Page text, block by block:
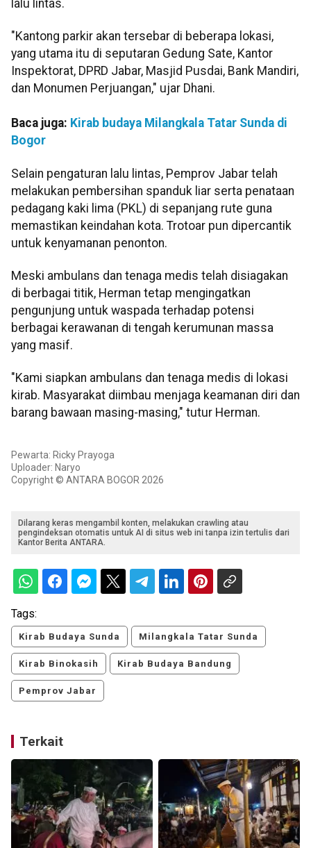
lalu lintas.
"Kantong parkir akan tersebar di beberapa lokasi,
yang utama itu di seputaran Gedung Sate, Kantor
Inspektorat, DPRD Jabar, Masjid Pusdai, Bank Mandiri,
dan Monumen Perjuangan," ujar Dhani.
Baca juga: Kirab budaya Milangkala Tatar Sunda di
Bogor
Selain pengaturan lalu lintas, Pemprov Jabar telah
melakukan pembersihan spanduk liar serta penataan
pedagang kaki lima (PKL) di sepanjang rute guna
memastikan keindahan kota. Trotoar pun dipercantik
untuk kenyamanan penonton.
Meski ambulans dan tenaga medis telah disiagakan
di berbagai titik, Herman tetap mengingatkan
pengunjung untuk waspada terhadap potensi
berbagai kerawanan di tengah kerumunan massa
yang masif.
"Kami siapkan ambulans dan tenaga medis di lokasi
kirab. Masyarakat diimbau menjaga keamanan diri dan
barang bawaan masing-masing," tutur Herman.
Pewarta: Ricky Prayoga
Uploader: Naryo
Copyright © ANTARA BOGOR 2026
Dilarang keras mengambil konten, melakukan crawling atau
pengindeksan otomatis untuk AI di situs web ini tanpa izin tertulis dari
Kantor Berita ANTARA.
Tags:
Kirab Budaya Sunda Milangkala Tatar Sunda
Kirab Binokasih Kirab Budaya Bandung
Pemprov Jabar
Terkait